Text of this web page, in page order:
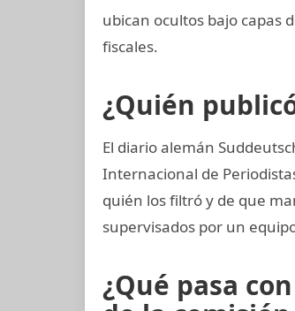
ubican ocultos bajo capas
fiscales.
¿Quién
El diario alemán
Internacional de
quién los filtró y de que
supervisados por un
¿Qué pasa